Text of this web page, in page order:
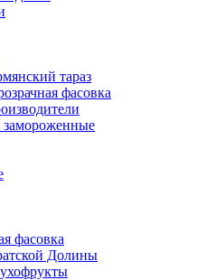
тараз
фасовка
фасовка
Долины